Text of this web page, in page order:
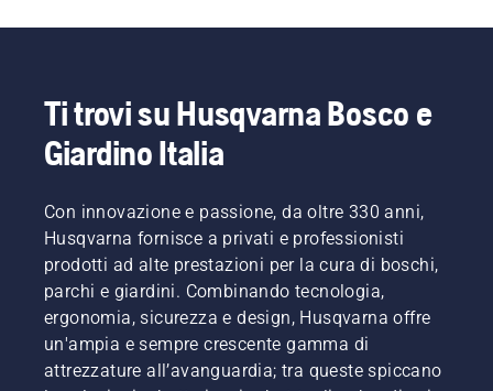
autonomo,
silenzioso taglio dell'erba
indipendentemente dalla pioggia o dal sole. E
inoltre, non dovrai raccogliere l'erba, che fungerà
ridurre anche la frequenza di irrigazione del prato
stesso.
Grazie all'app Automower® Connect, avrai
portata di clic direttamente nel tuo smartphone,
definendo anche le aree di lavoro e le
impostazioni per ciascuna di queste - facile come
Ti trovi su Husqvarna Bosco e
Giardino Italia
Con innovazione e passione, da oltre 330 anni,
Husqvarna fornisce a privati e professionisti
prodotti ad alte prestazioni per la cura di boschi,
parchi e giardini. Combinando tecnologia,
ergonomia, sicurezza e design, Husqvarna offre
un'ampia e sempre crescente gamma di
attrezzature all’avanguardia; tra queste spiccano